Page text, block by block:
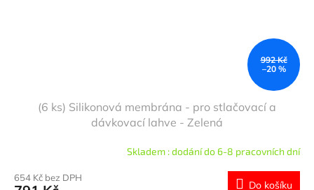
992 Kč
–20 %
(6 ks) Silikonová membrána - pro stlačovací a
dávkovací lahve - Zelená
Skladem : dodání do 6-8 pracovních dní
654 Kč bez DPH
Do košíku